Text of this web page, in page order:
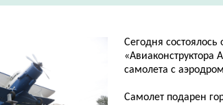
Сегодня
«Авиаконструктора
самолета с
Самолет подарен